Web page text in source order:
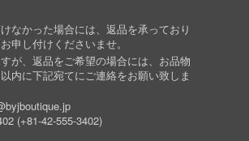
なかった場合には、返品を承っており
申し付けくださいませ。
が、返品をご希望の場合には、お品物
内に下記宛てにご連絡をお願い致しま
(+81-42-555-3402)